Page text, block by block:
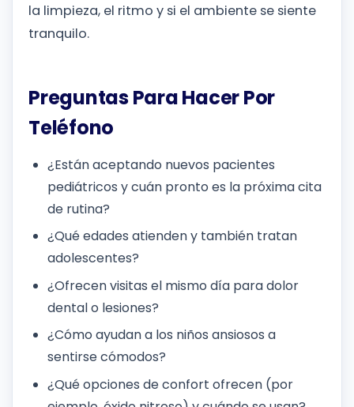
la limpieza, el ritmo y si el ambiente se siente
tranquilo.
Preguntas Para Hacer Por
Teléfono
¿Están aceptando nuevos pacientes
pediátricos y cuán pronto es la próxima cita
de rutina?
¿Qué edades atienden y también tratan
adolescentes?
¿Ofrecen visitas el mismo día para dolor
dental o lesiones?
¿Cómo ayudan a los niños ansiosos a
sentirse cómodos?
¿Qué opciones de confort ofrecen (por